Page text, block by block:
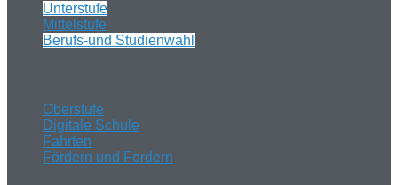
Unterstufe
Mittelstufe
Berufs-und Studienwahl
Oberstufe
Digitale Schule
Fahrten
Fördern und Fordern